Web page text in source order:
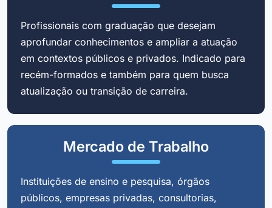
Profissionais com graduação que desejam
aprofundar conhecimentos e ampliar a atuação
em contextos públicos e privados. Indicado para
recém-formados e também para quem busca
atualização ou transição de carreira.
Mercado de Trabalho
Instituições de ensino e pesquisa, órgãos
públicos, empresas privadas, consultorias,